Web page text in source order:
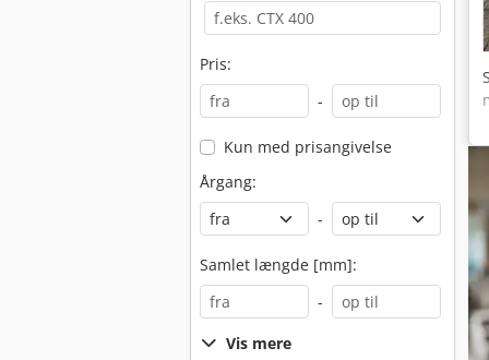
Pris:
-
Kun med prisangivelse
Årgang:
-
Samlet længde [mm]:
-
Vis mere